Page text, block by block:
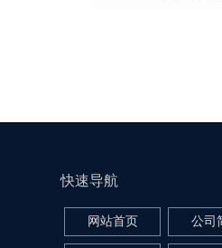
快速导航
网站首页 公司